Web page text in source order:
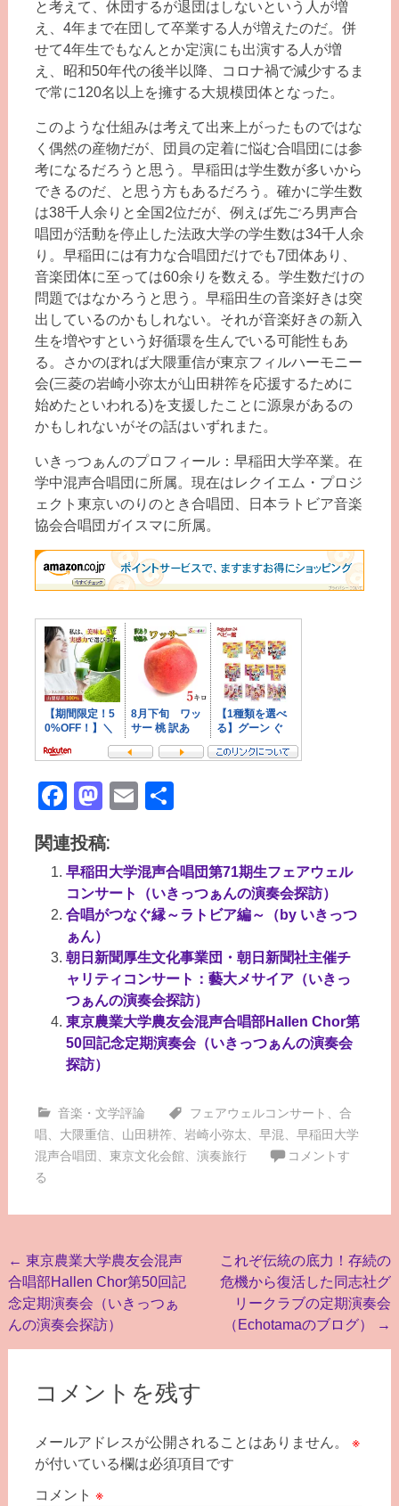
と考えて、休団するが退団はしないという人が増
え、4年まで在団して卒業する人が増えたのだ。併
せて4年生でもなんとか定演にも出演する人が増
え、昭和50年代の後半以降、コロナ禍で減少するま
で常に120名以上を擁する大規模団体となった。
このような仕組みは考えて出来上がったものではな
く偶然の産物だが、団員の定着に悩む合唱団には参
考になるだろうと思う。早稲田は学生数が多いから
できるのだ、と思う方もあるだろう。確かに学生数
は38千人余りと全国2位だが、例えば先ごろ男声合
唱団が活動を停止した法政大学の学生数は34千人余
り。早稲田には有力な合唱団だけでも7団体あり、
音楽団体に至っては60余りを数える。学生数だけの
問題ではなかろうと思う。早稲田生の音楽好きは突
出しているのかもしれない。それが音楽好きの新入
生を増やすという好循環を生んでいる可能性もあ
る。さかのぼれば大隈重信が東京フィルハーモニー
会(三菱の岩崎小弥太が山田耕筰を応援するために
始めたといわれる)を支援したことに源泉があるの
かもしれないがその話はいずれまた。
いきっつぁんのプロフィール：早稲田大学卒業。在
学中混声合唱団に所属。現在はレクイエム・プロジ
ェクト東京いのりのとき合唱団、日本ラトビア音楽
協会合唱団ガイスマに所属。
Facebook
Mastodon
Email
共
関連投稿:
早稲田大学混声合唱団第71期生フェアウェル
コンサート（いきっつぁんの演奏会探訪）
合唱がつなぐ縁～ラトビア編～（by いきっつ
ぁん）
朝日新聞厚生文化事業団・朝日新聞社主催チ
ャリティコンサート：藝大メサイア（いきっ
つぁんの演奏会探訪）
東京農業大学農友会混声合唱部Hallen Chor第
50回記念定期演奏会（いきっつぁんの演奏会
探訪）
音楽・文学評論 フェアウェルコンサート
合
唱
大隈重信、 山田耕筰、 岩崎小弥太 早混
早稲田大学
混声合唱団
東京文化会館、 演奏旅行
コメントす
る
投
稿
ナ
ビ
← 東京農業大学農友会混声
合唱部Hallen Chor第50回記
念定期演奏会（いきっつぁ
んの演奏会探訪）
これぞ伝統の底力！存続の
危機から復活した同志社グ
リークラブの定期演奏会
（Echotamaのブログ）
→
コメントを残す
メールアドレスが公開されることはありません。
※
が付いている欄は必須項目です
コメント ※